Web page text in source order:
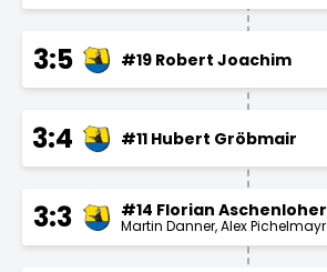
3:5 #19 Robert Joachim
3:4 #11 Hubert Gröbmair
3:3 #14 Florian Aschenloher
Martin Danner Alex Pichelmayr